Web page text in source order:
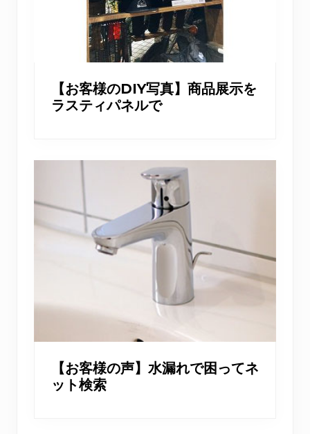
【お客様のDIY写真】商品展示を
ラスティパネルで
【お客様の声】水漏れで困ってネ
ット検索